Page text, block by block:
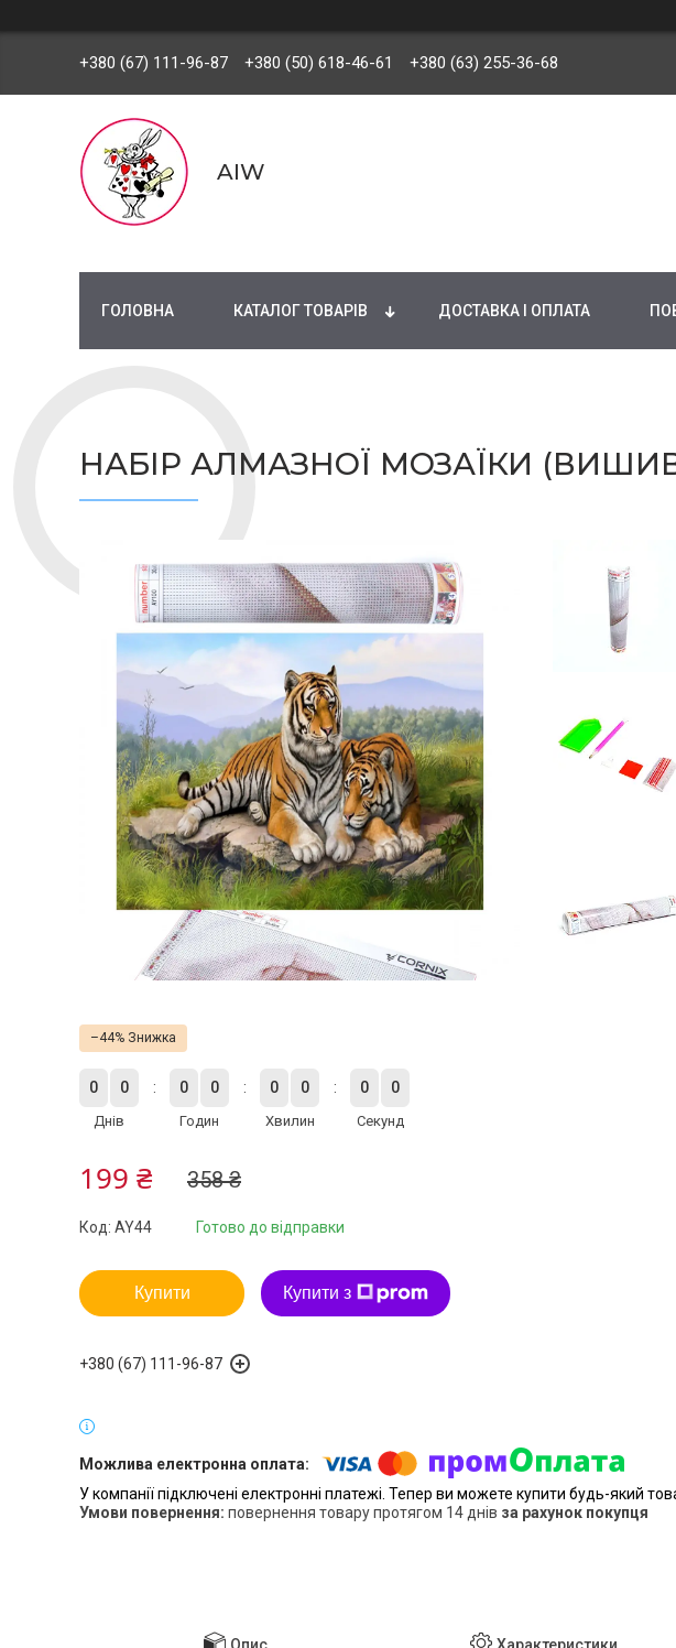
+380 (67) 111-96-87 +380 (50) 618-46-61 +380 (63) 255-36-68
AIW
ГОЛОВНА КАТАЛОГ ТОВАРІВ ДОСТАВКА І ОПЛАТА
НАБІР АЛМАЗНОЇ МОЗАЇКИ
–44%
0 0
Днів
0 0
Годин
0 0
Хвилин
0 0
Секунд
358 ₴
199 ₴
Готово до відправки
Код: AY44
Купити Купити з
+380 (67) 111-96-87
У компанії підключені електронні платежі. Тепер ви можете купити будь-який
повернення товару протягом 14 днів за рахунок покупця
Опис Характеристики